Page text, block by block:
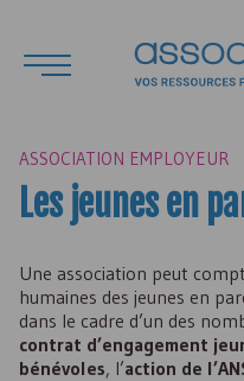
ASSOCIATION EMPLOYEUR
Les jeunes en
Une association peut
humaines des jeunes en
dans le cadre d’un des
contrat d’engagement
bénévoles, l’action de l’